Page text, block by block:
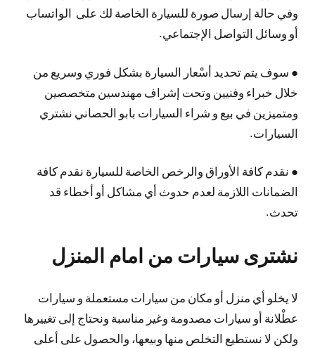
وفي حالة إرسال صورة للسيارة الخاصة لك على الواتساب
أو وسائل التواصل الإجتماعي.
● سوف يتم تحديد أسْعار السيارة بشكل فوري وسريع من
خلال خبراء وفنيين وتحت إشراف مهندسين متخصصين
ومتميزين في بيع و شراء السيارات بابو الحصاني نشتري
السيارات.
● نقدم كافة الأوراق والرخص الخاصة للسيارة نقدم كافة
الضمانات اللازمة لعدم حدوث أي مشاكل أو أخطاء قد
تحدث.
نشترى سيارات من امام المنزل
لا يخلو أي منزل أو مكان من سيارات مستعملة و سيارات
عطْلانة أو سيارات مصدومة وغير مناسبة ونحتاج إلى تغييرها
ولكن لا نستطيع التخلص منها وبيعها، والحصول على أعلى